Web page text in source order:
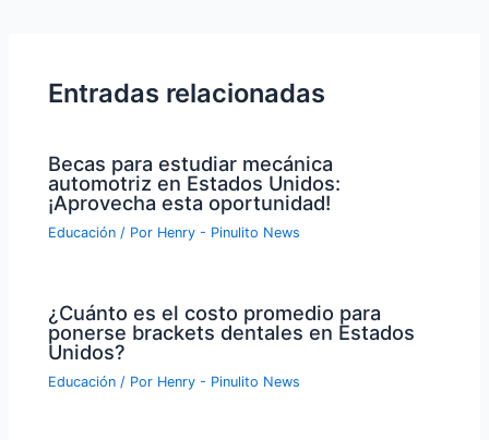
Entradas relacionadas
Becas para estudiar mecánica
automotriz en Estados Unidos:
¡Aprovecha esta oportunidad!
Educación / Por Henry - Pinulito News
¿Cuánto es el costo promedio para
ponerse brackets dentales en Estados
Unidos?
Educación / Por Henry - Pinulito News